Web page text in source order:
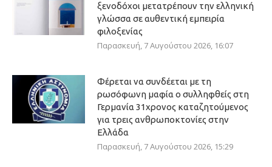
ξενοδόχοι μετατρέπουν την ελληνική
γλώσσα σε αυθεντική εμπειρία
φιλοξενίας
Παρασκευή, 7 Αυγούστου 2026, 16:07
Φέρεται να συνδέεται με τη
ρωσόφωνη μαφία ο συλληφθείς στη
Γερμανία 31χρονος καταζητούμενος
για τρεις ανθρωποκτονίες στην
Ελλάδα
Παρασκευή, 7 Αυγούστου 2026, 15:29